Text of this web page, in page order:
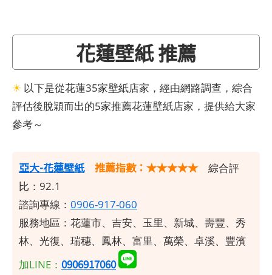
花蓮壁紙 推薦
☀ 以下是從花蓮35家壁紙店家，經由網路調查，綜合
評估後脫穎而出的5家推薦花蓮壁紙店家，提供給大家
參考～
亞大-花蓮壁紙 推薦指數：★★★★★ 綜合評
比：92.1
諮詢專線： 0906-917-060
服務地區：花蓮市、吉安、玉里、新城、壽豐、秀
林、光復、瑞穗、鳳林、富里、萬榮、卓溪、豐濱
加LINE： 0906917060